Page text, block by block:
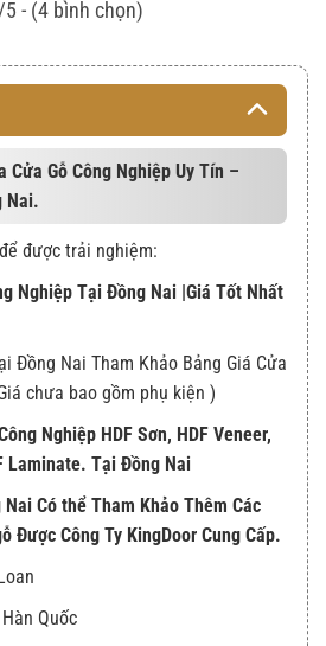
5 - (4 bình chọn)
Cửa Gỗ Công Nghiệp Uy Tín –
Nai.
được trải nghiệm:
Nghiệp Tại Đồng Nai |Giá Tốt Nhất
Đồng Nai Tham Khảo Bảng Giá Cửa
chưa bao gồm phụ kiện )
Nghiệp HDF Sơn, HDF Veneer,
Laminate. Tại Đồng Nai
Có thể Tham Khảo Thêm Các
Được Công Ty KingDoor Cung Cấp.
Quốc